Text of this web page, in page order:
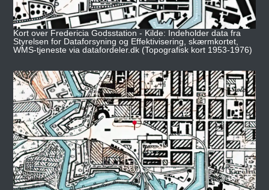
Kort over Fredericia Godsstation - Kilde: Indeholder data fra
Styrelsen for Dataforsyning og Effektivisering, skærmkortet,
WMS-tjeneste via datafordeler.dk (Topografisk kort 1953-1976)